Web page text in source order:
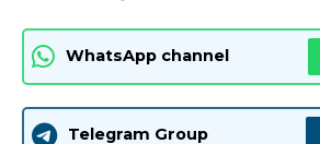
WhatsApp channel
Telegram Group